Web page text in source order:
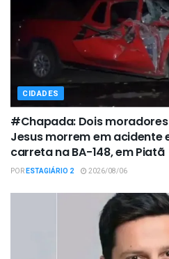
CIDADES
#Chapada: Dois
Jesus morrem em acidente
carreta na BA-148, em Piatã
PORESTAGIÁRIO 2 2026/08/06